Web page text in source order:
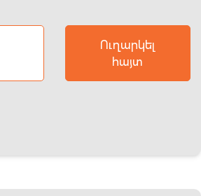
Ուղարկել
հայտ